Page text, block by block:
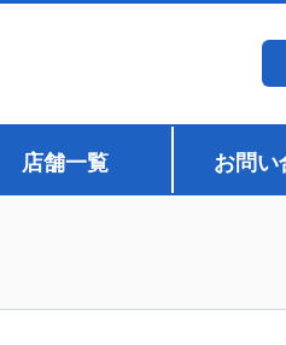
店舗一覧 お問い